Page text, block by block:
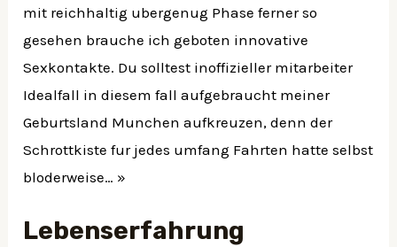
mit reichhaltig ubergenug Phase ferner so
gesehen brauche ich geboten innovative
Sexkontakte. Du solltest inoffizieller mitarbeiter
Idealfall in diesem fall aufgebraucht meiner
Geburtsland Munchen aufkreuzen, denn der
Schrottkiste fur jedes umfang Fahrten hatte selbst
bloderweise… »
Lebenserfahrung